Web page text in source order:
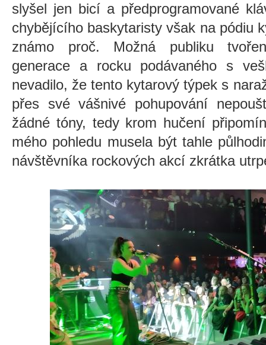
slyšel jen bicí a předprogramované
chybějícího baskytaristy však na pódiu
známo proč. Možná publiku
generace a rocku podávaného s
nevadilo, že tento kytarový týpek s
přes své vášnivé pohupování
žádné tóny, tedy krom hučení
mého pohledu musela být tahle
návštěvníka rockových akcí zkrátka